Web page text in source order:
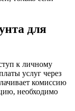
для
к личному
услуг через
комиссию
необходимо